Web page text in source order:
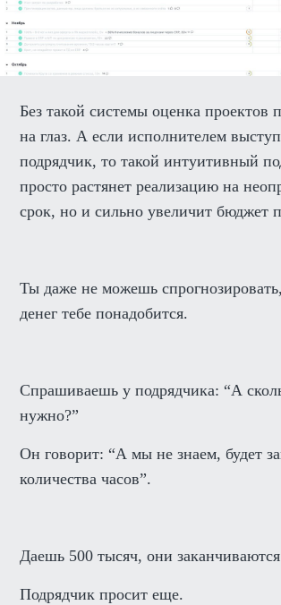
Без такой системы оценка проектов
на глаз. А если исполнителем
подрядчик, то такой интуитивный
просто растянет реализацию на
срок, но и сильно увеличит бюджет
Ты даже не можешь
денег тебе понадобится.
Спрашиваешь у подрядчика: “А
нужно?”
Он говорит: “А мы не знаем, будет
количества часов”.
Даешь 500 тысяч, они
Подрядчик просит еще.